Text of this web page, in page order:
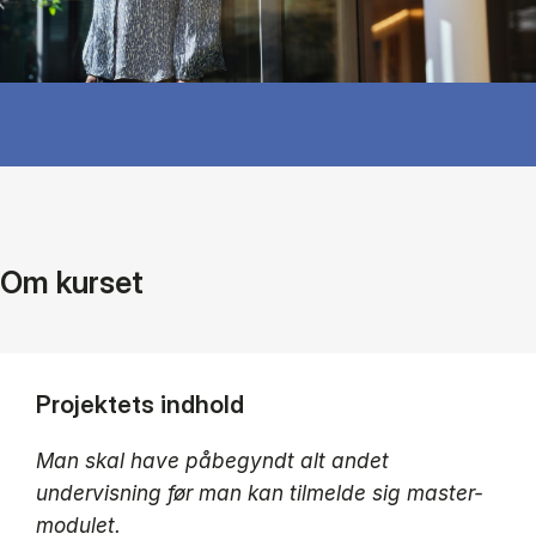
Om kurset
Projektets indhold
Man skal have påbegyndt alt andet
undervisning før man kan tilmelde sig master-
modulet.